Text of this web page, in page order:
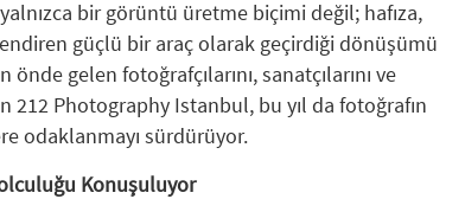
bir görüntü üretme biçimi değil; hafıza,
güçlü bir araç olarak geçirdiği dönüşümü
gelen fotoğrafçılarını, sanatçılarını ve
Photography Istanbul, bu yıl da fotoğrafın
odaklanmayı sürdürüyor.
Konuşuluyor